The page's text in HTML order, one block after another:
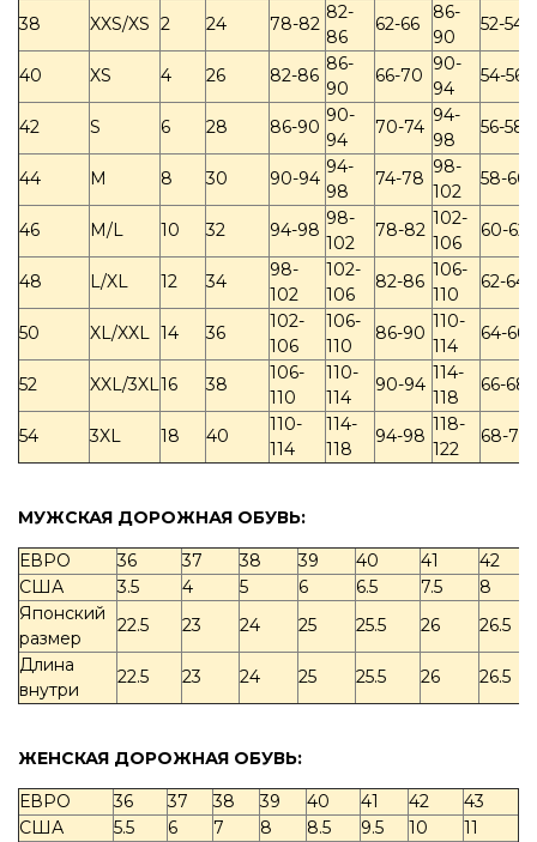
38 XXS/XS 2 24 78-82
82-
86
62-66
86-
90
52-54
40 XS 4 26 82-86
86-
90
66-70
90-
94
54-56
42 S 6 28 86-90
90-
94
70-74
94-
98
56-58
44 M 8 30 90-94
94-
98
74-78
98-
102
58-60
46 M/L 10 32 94-98
98-
102
78-82
102-
106
60-62
48 L/XL 12 34
98-
102
102-
106
82-86
106-
110
62-64
50 XL/XXL 14 36
102-
106
106-
110
86-90
110-
114
64-66
52 XXL/3XL16 38
106-
110
110-
114
90-94
114-
118
66-68
54 3XL 18 40
110-
114
114-
118
94-98
118-
122
68-70
МУЖСКАЯ ДОРОЖНАЯ ОБУВЬ:
ЕВРО
36 37 38 39 40 41
42
США
3.5 4 5 6 6.5 7.5
8
Японский
размер
22.5 23 24 25 25.5 26
26.5
Длина
внутри
22.5 23 24 25 25.5 26 26.5
ЖЕНСКАЯ ДОРОЖНАЯ ОБУВЬ:
ЕВРО
36 37 38 39 40 41 42
43
США
5.5 6 7 8 8.5 9.5 10
11